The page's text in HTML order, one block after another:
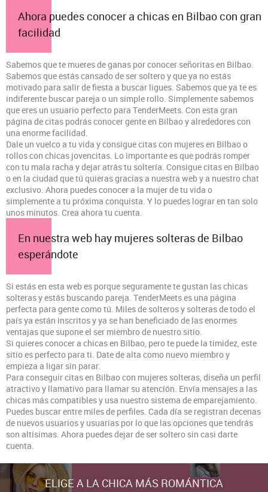
Ahora puedes conocer a chicas en Bilbao con gran
facilidad
Sabemos que te mueres de ganas por conocer señoritas en Bilbao.
Sabemos que estás cansado de ser soltero y que ya no estás
motivado para salir de fiesta a buscar ligues. Sabemos que ya te es
indiferente buscar pareja o un simple rollo. Simplemente sabemos
que eres un usuario perfecto para TenderMeets. Con esta gran
página de citas podrás conocer gente en Bilbao y alrededores con
una enorme facilidad.
Dale un vuelco a tu vida y consigue citas con mujeres en Bilbao o
rollos con chicas jovencitas. Lo importante es que podrás romper
con tu mala racha y dejar atrás tu soltería. Consigue citas en Bilbao
o en la ciudad que tú quieras gracias a nuestra web y a nuestro chat
exclusivo. Ahora puedes conocer a la mujer de tu vida o
simplemente a tu próxima conquista. Y lo puedes lograr en tan solo
unos minutos. Crea ahora tu cuenta.
En nuestra web hay mujeres solteras de Bilbao
esperándote
Si estás en esta web es porque seguramente te gustan las chicas
solteras y estás buscando pareja. TenderMeets es una página
perfecta para gente como tú. Miles de solteros y solteras de todo el
país ya están inscritos y ya se han beneficiado de las enormes
ventajas que supone el ser miembro de nuestro sitio.
Si quieres conocer a chicas en Bilbao, pero te puede la timidez, este
sitio es perfecto para ti. Date de alta como nuevo miembro y
empieza a ligar sin parar.
Para conseguir citas en Bilbao con mujeres solteras, diseña un perfil
atractivo y llamativo para llamar su atención. Envía mensajes a las
chicas más compatibles y usa nuestro sistema de emparejamiento.
Puedes buscar entre miles de perfiles. Cada día se registran decenas
de nuevos usuarios y usuarias por lo que las opciones que tendrás
son altísimas. Ahora puedes dejar de ser soltero sin casi darte
cuenta.
ELIGE A LA CHICA MÁS ROMÁNTICA